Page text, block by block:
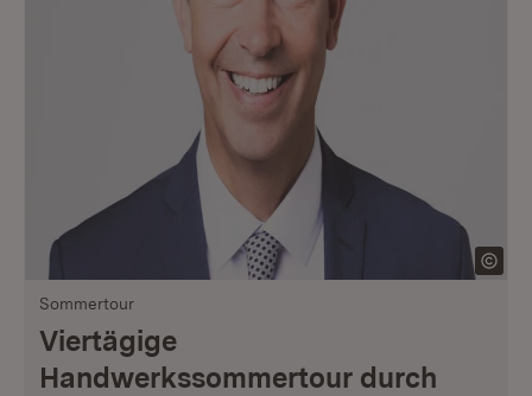
Sommertour
Viertägige
Handwerkssommertour durch